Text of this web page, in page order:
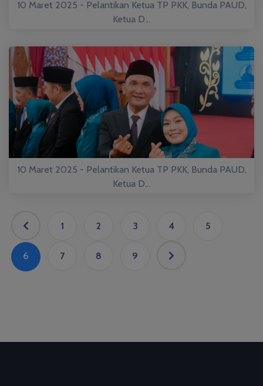
10 Maret 2025 - Pelantikan Ketua TP PKK, Bunda PAUD,
Ketua D...
10 Maret 2025 - Pelantikan Ketua TP PKK, Bunda PAUD,
Ketua D...
1 2 3 4 5
6 7 8 9